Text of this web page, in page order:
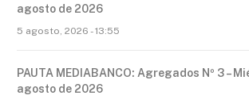
agosto de 2026
5 agosto, 2026 - 13:55
PAUTA MEDIABANCO: Agregados Nº 3 –
agosto de 2026